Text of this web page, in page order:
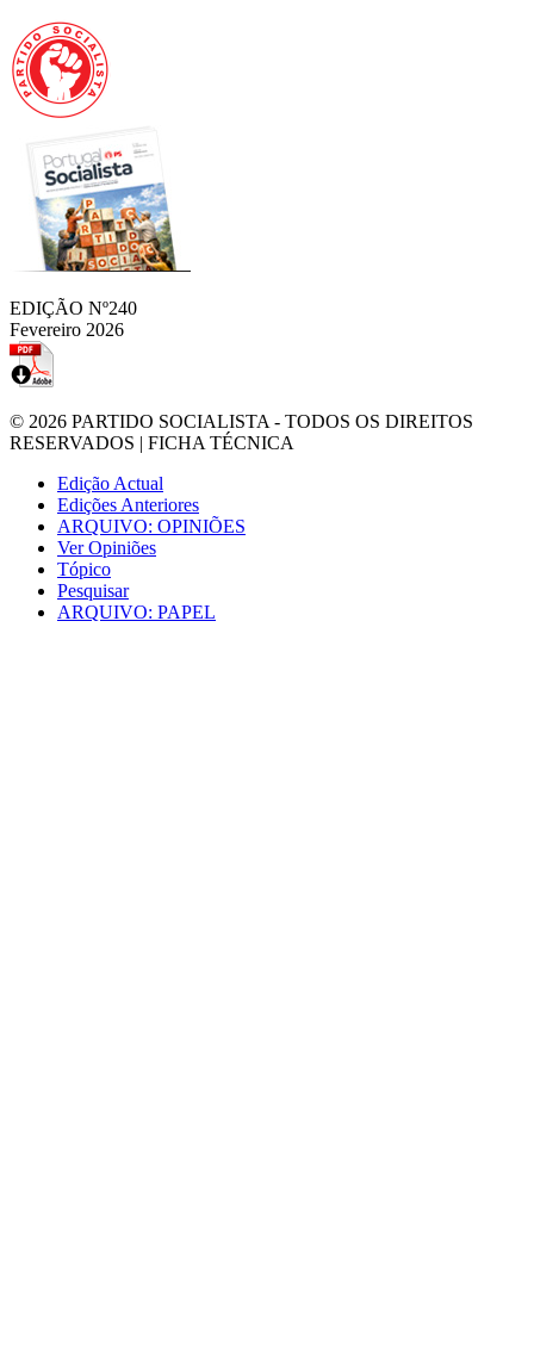
EDIÇÃO Nº240
Fevereiro 2026
© 2026 PARTIDO SOCIALISTA - TODOS OS DIREITOS
RESERVADOS | FICHA TÉCNICA
Edição Actual
Edições Anteriores
ARQUIVO: OPINIÕES
Ver Opiniões
Tópico
Pesquisar
ARQUIVO: PAPEL